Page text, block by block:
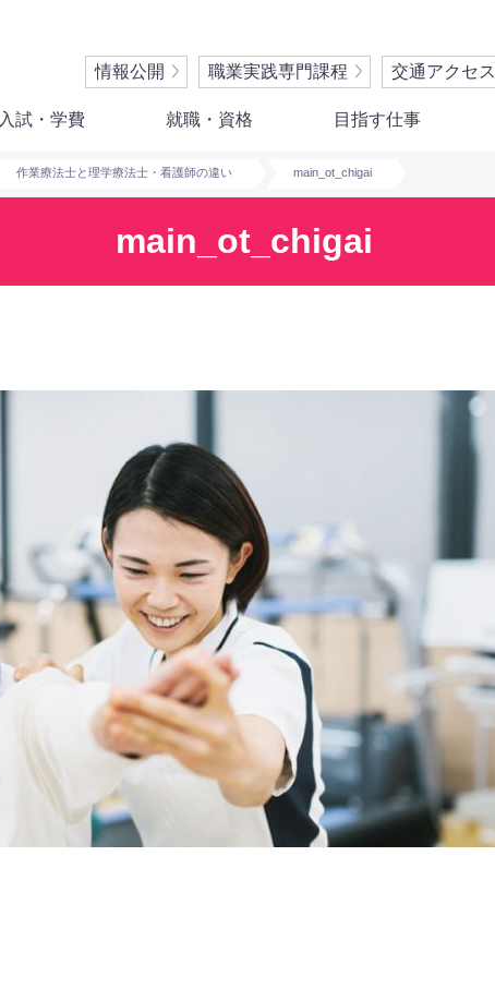
情報公開 職業実践専門課程 交通アクセス
入試・学費 就職・資格 目指す仕事
作業療法⼠と理学療法⼠・看護師の違い main_ot_chigai
main_ot_chigai